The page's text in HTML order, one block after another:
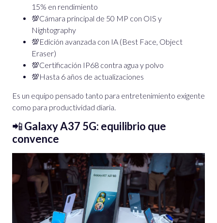
15% en rendimiento
💯Cámara principal de 50 MP con OIS y
Nightography
💯Edición avanzada con IA (Best Face, Object
Eraser)
💯Certificación IP68 contra agua y polvo
💯Hasta 6 años de actualizaciones
Es un equipo pensado tanto para entretenimiento exigente
como para productividad diaria.
📲Galaxy A37 5G: equilibrio que
convence